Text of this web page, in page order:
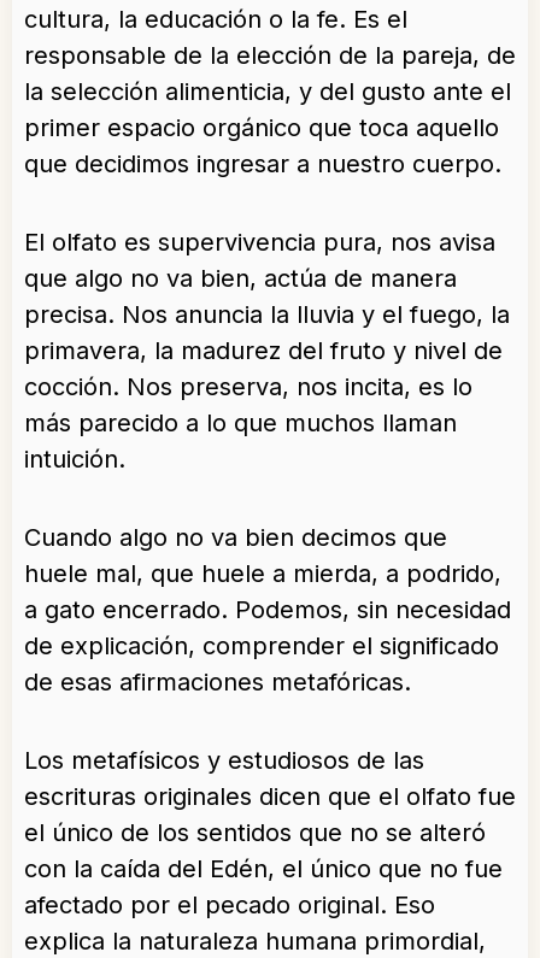
cultura, la educación o la fe. Es el
responsable de la elección de la pareja, de
la selección alimenticia, y del gusto ante el
primer espacio orgánico que toca aquello
que decidimos ingresar a nuestro cuerpo.
El olfato es supervivencia pura, nos avisa
que algo no va bien, actúa de manera
precisa. Nos anuncia la lluvia y el fuego, la
primavera, la madurez del fruto y nivel de
cocción. Nos preserva, nos incita, es lo
más parecido a lo que muchos llaman
intuición.
Cuando algo no va bien decimos que
huele mal, que huele a mierda, a podrido,
a gato encerrado. Podemos, sin necesidad
de explicación, comprender el significado
de esas afirmaciones metafóricas.
Los metafísicos y estudiosos de las
escrituras originales dicen que el olfato fue
el único de los sentidos que no se alteró
con la caída del Edén, el único que no fue
afectado por el pecado original. Eso
explica la naturaleza humana primordial,